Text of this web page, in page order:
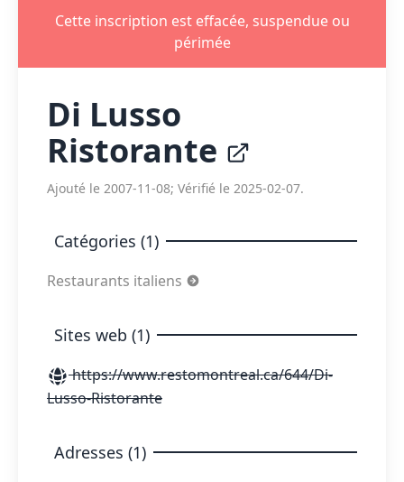
Cette inscription est effacée, suspendue ou
périmée
Di Lusso
Ristorante
Ajouté le 2007-11-08; Vérifié le 2025-02-07.
Catégories (1)
Restaurants italiens
Sites web (1)
https://www.restomontreal.ca/644/Di-
Lusso-Ristorante
Adresses (1)